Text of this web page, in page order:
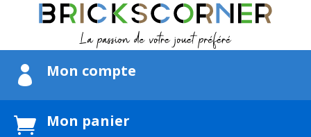
 Mon compte
 Mon panier